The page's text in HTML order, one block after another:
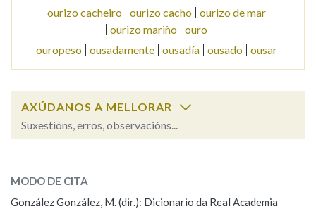
Nas definicións
Nos exemplos
Na fraseoloxía
OUTRAS OPCIÓNS DE BUSCA
ourizo cacheiro ourizo cacho
ourizo de mar
ourizo mariño
ouro
ouropeso
ousadamente ousadía ousado ousar
AXÚDANOS A MELLORAR
Suxestións, erros, observacións...
ESCOLLE UNHA OPCIÓN:
MODO DE CITA
González González, M. (dir.): Dicionario da Real Academia